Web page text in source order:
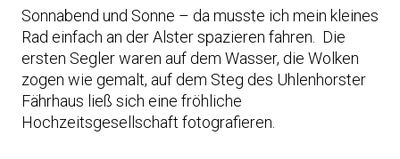
Sonnabend und Sonne – da musste ich mein kleines
Rad einfach an der Alster spazieren fahren. Die
ersten Segler waren auf dem Wasser, die Wolken
zogen wie gemalt, auf dem Steg des Uhlenhorster
Fährhaus ließ sich eine fröhliche
Hochzeitsgesellschaft fotografieren.